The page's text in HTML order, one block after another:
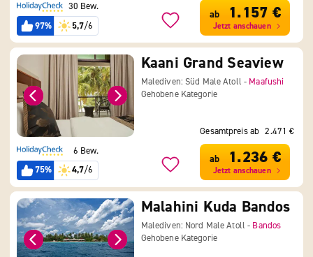
30 Bew.
97%
5,7/6
ab 1.157 €
Jetzt anschauen
Kaani Grand Seaview
Malediven: Süd Male Atoll - Maafushi
Gehobene Kategorie
6 Bew.
75%
4,7/6
Gesamtpreis ab 2.471 €
ab 1.236 €
Jetzt anschauen
Malahini Kuda Bandos
Malediven: Nord Male Atoll - Bandos
Gehobene Kategorie